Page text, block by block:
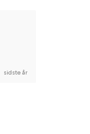
sidste år